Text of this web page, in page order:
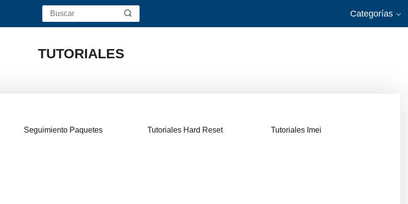
Categorías
TUTORIALES
Seguimiento Paquetes Tutoriales Hard Reset Tutoriales Imei